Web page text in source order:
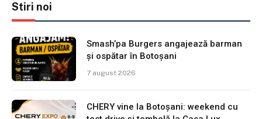
Stiri noi
Smash’pa Burgers angajează barman
și ospătar în Botoșani
7 august 2026
CHERY vine la Botoșani: weekend cu